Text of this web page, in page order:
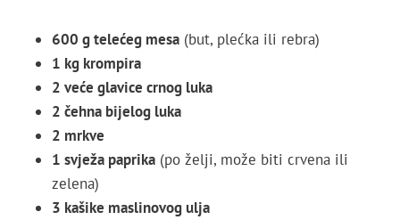
600 g telećeg mesa (but, plećka ili rebra)
1 kg krompira
2 veće glavice crnog luka
2 čehna bijelog luka
2 mrkve
1 svježa paprika (po želji, može biti crvena ili
zelena)
3 kašike maslinovog ulja